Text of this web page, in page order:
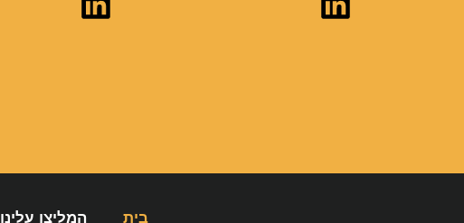
בית המליצו עלינו